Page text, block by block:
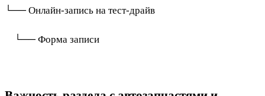
└── Онлайн-запись на тест-драйв
└── Форма записи